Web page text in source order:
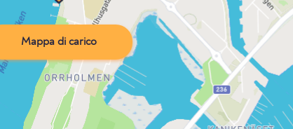
Mappa di carico